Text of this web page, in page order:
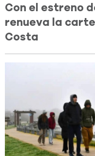
Con el estreno
renueva la
Costa